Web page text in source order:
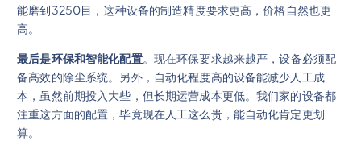
能磨到3250目，这种设备的制造精度要求更高，价格自然也更
高。
最后是环保和智能化配置。现在环保要求越来越严，设备必须配
备高效的除尘系统。另外，自动化程度高的设备能减少人工成
本，虽然前期投入大些，但长期运营成本更低。我们家的设备都
注重这方面的配置，毕竟现在人工这么贵，能自动化肯定更划
算。